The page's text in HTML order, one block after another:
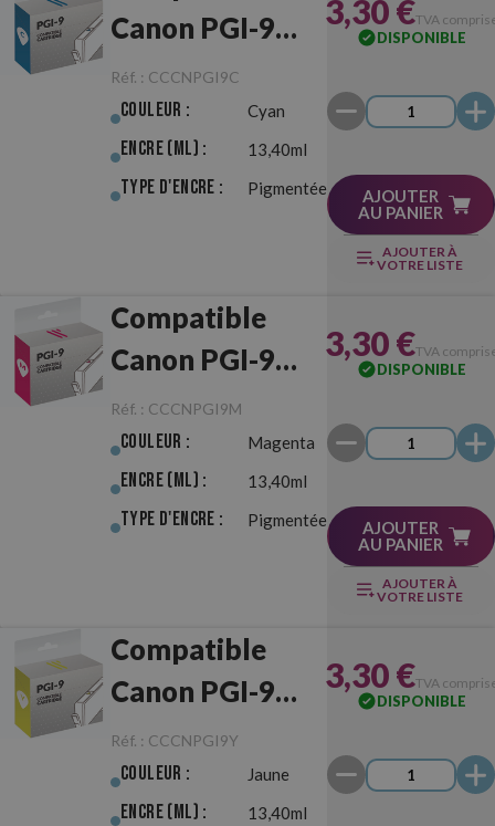
Canon PGI-9
Cyan
Réf. : CCCNPGI9C
Couleur : Cyan
Encre (ml) : 13,40ml
Type d'Encre : Pigmentée
3,30 €TVA
DISPONIBLE
AJOUTER
AU PANIER
AJOUTER À
VOTRE LISTE
Compatible
Canon PGI-9
Magenta
Réf. : CCCNPGI9M
Couleur : Magenta
Encre (ml) : 13,40ml
Type d'Encre : Pigmentée
3,30 €TVA
DISPONIBLE
AJOUTER
AU PANIER
AJOUTER À
VOTRE LISTE
Compatible
Canon PGI-9
Jaune
Réf. : CCCNPGI9Y
Couleur : Jaune
Encre (ml) : 13,40ml
3,30 €TVA
DISPONIBLE